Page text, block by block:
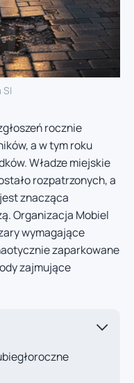
rocznie
a w tym roku
Władze miejskie
rozpatrzonych, a
znacząca
Organizacja Mobiel
wymagające
zaparkowane
zajmujące